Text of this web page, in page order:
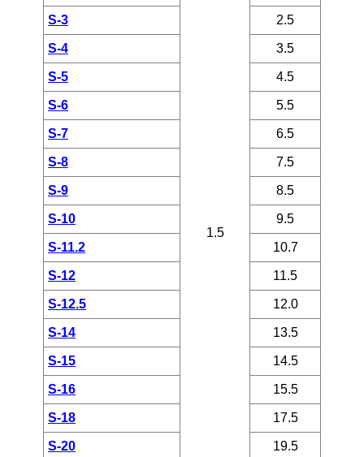
1.5
S-3 2.5
S-4 3.5
S-5 4.5
S-6 5.5
S-7 6.5
S-8 7.5
S-9 8.5
S-10 9.5
S-11.2 10.7
S-12 11.5
S-12.5 12.0
S-14 13.5
S-15 14.5
S-16 15.5
S-18 17.5
S-20 19.5